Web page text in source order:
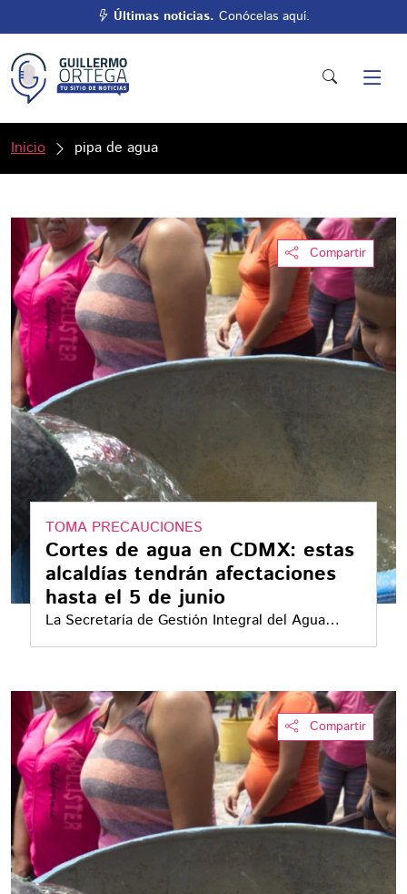
Últimas noticias. Conócelas aquí.
Inicio pipa de agua
Compartir
TOMA PRECAUCIONES
Cortes de agua en CDMX: estas
alcaldías tendrán afectaciones
hasta el 5 de junio
La Secretaría de Gestión Integral del Agua
(SEGIAGUA) informó cuáles serán las colonias
suministro de agua
Compartir